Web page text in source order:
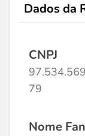
Dados da
CNPJ
79
Nome